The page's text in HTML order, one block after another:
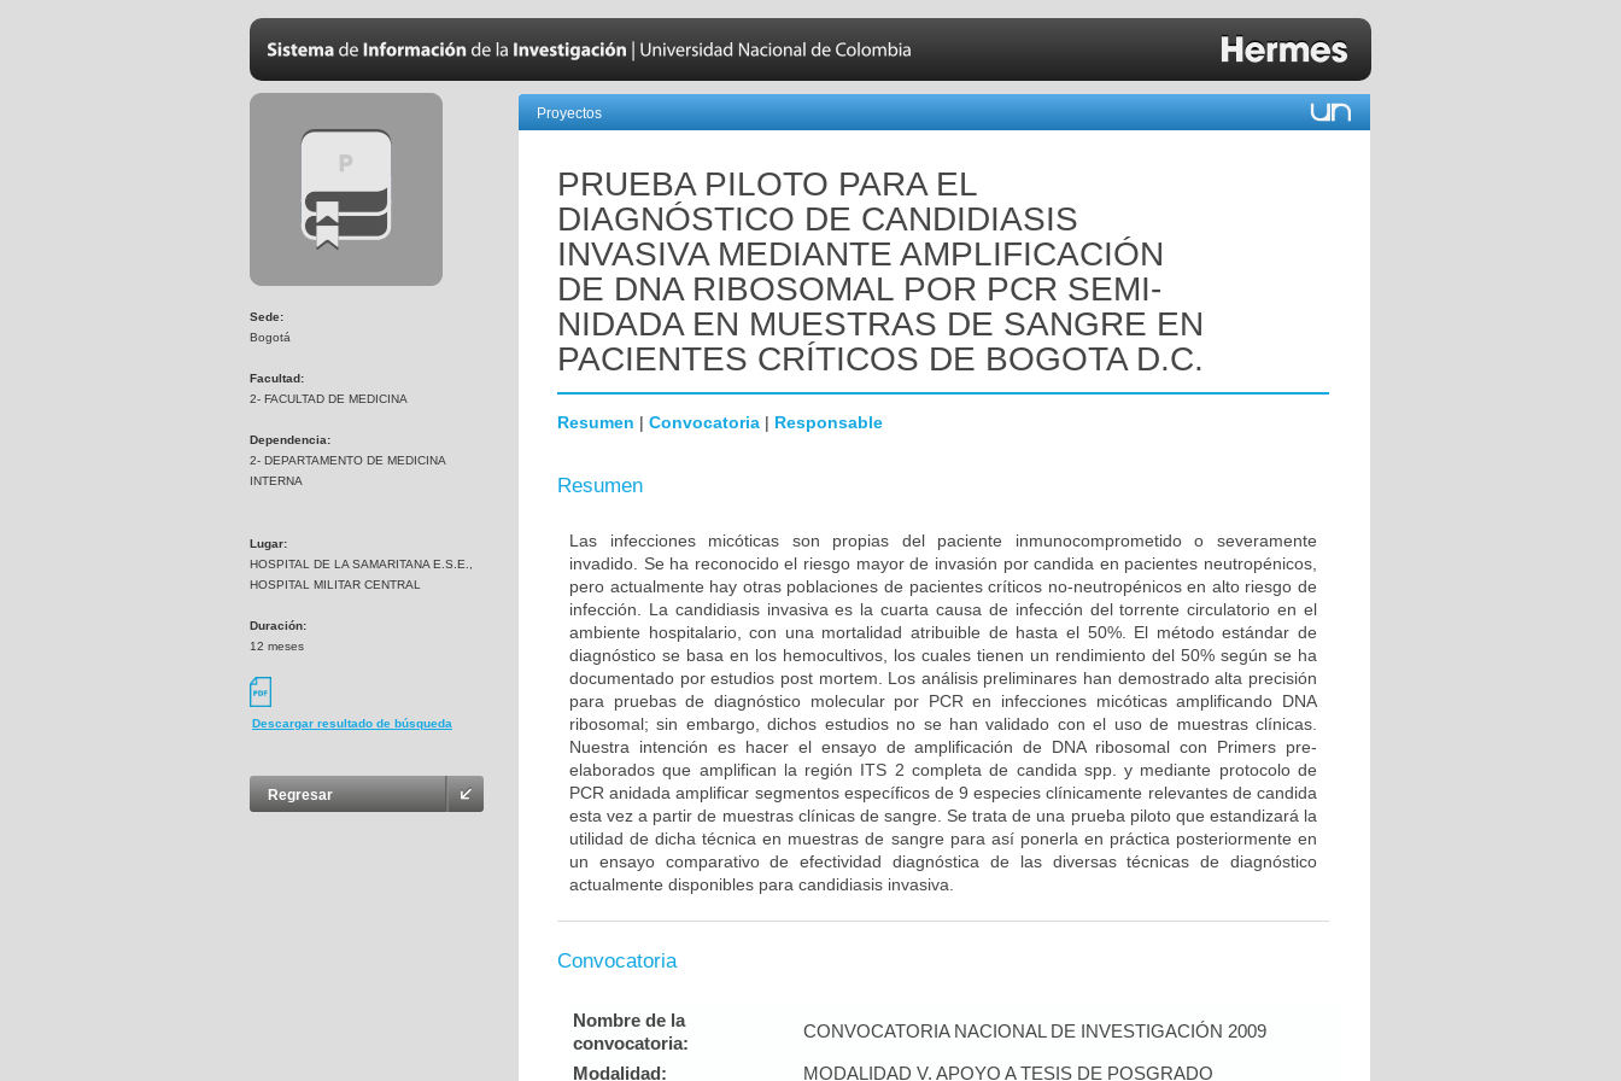
Sede:
Bogotá
Facultad:
2- FACULTAD DE MEDICINA
Dependencia:
2- DEPARTAMENTO DE MEDICINA
INTERNA
Lugar:
HOSPITAL DE LA SAMARITANA E.S.E.,
HOSPITAL MILITAR CENTRAL
Duración:
12 meses
Descargar resultado de búsqueda
Regresar
Proyectos
PRUEBA PILOTO PARA EL
DIAGNÓSTICO DE CANDIDIASIS
INVASIVA MEDIANTE AMPLIFICACIÓN
DE DNA RIBOSOMAL POR PCR SEMI-
NIDADA EN MUESTRAS DE SANGRE EN
PACIENTES CRÍTICOS DE BOGOTA D.C.
Resumen | Convocatoria | Responsable
Resumen
Las infecciones micóticas son propias del paciente inmunocomprometido o severamente
invadido. Se ha reconocido el riesgo mayor de invasión por candida en pacientes neutropénicos,
pero actualmente hay otras poblaciones de pacientes críticos no-neutropénicos en alto riesgo de
infección. La candidiasis invasiva es la cuarta causa de infección del torrente circulatorio en el
ambiente hospitalario, con una mortalidad atribuible de hasta el 50%. El método estándar de
diagnóstico se basa en los hemocultivos, los cuales tienen un rendimiento del 50% según se ha
documentado por estudios post mortem. Los análisis preliminares han demostrado alta precisión
para pruebas de diagnóstico molecular por PCR en infecciones micóticas amplificando DNA
ribosomal; sin embargo, dichos estudios no se han validado con el uso de muestras clínicas.
Nuestra intención es hacer el ensayo de amplificación de DNA ribosomal con Primers pre-
elaborados que amplifican la región ITS 2 completa de candida spp. y mediante protocolo de
PCR anidada amplificar segmentos específicos de 9 especies clínicamente relevantes de candida
esta vez a partir de muestras clínicas de sangre. Se trata de una prueba piloto que estandizará la
utilidad de dicha técnica en muestras de sangre para así ponerla en práctica posteriormente en
un ensayo comparativo de efectividad diagnóstica de las diversas técnicas de diagnóstico
actualmente disponibles para candidiasis invasiva.
Convocatoria
Nombre de la
convocatoria:
CONVOCATORIA NACIONAL DE INVESTIGACIÓN 2009
Modalidad: MODALIDAD V. APOYO A TESIS DE POSGRADO